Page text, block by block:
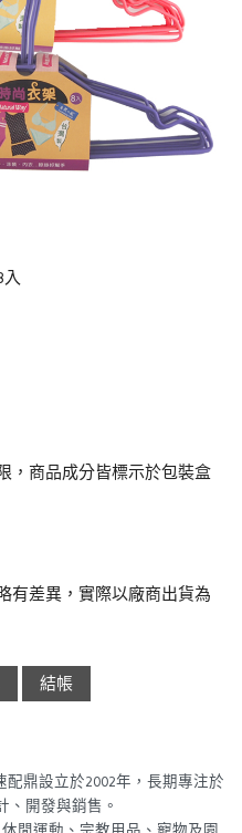
，商品成分皆標示於包裝盒
有差異，實際以廠商出貨為
配鼎設立於2002年，長期專注於
、開發與銷售。